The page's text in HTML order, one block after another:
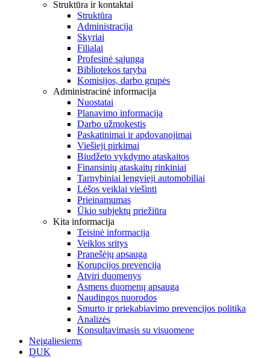
Struktūra ir kontaktai
Struktūra
Administracija
Skyriai
Filialai
Profesinė sąjunga
Bibliotekos taryba
Komisijos, darbo grupės
Administracinė informacija
Nuostatai
Planavimo informacija
Darbo užmokestis
Paskatinimai ir apdovanojimai
Viešieji pirkimai
Biudžeto vykdymo ataskaitos
Finansinių ataskaitų rinkiniai
Tarnybiniai lengvieji automobiliai
Lėšos veiklai viešinti
Prieinamumas
Ūkio subjektų priežiūra
Kita informacija
Teisinė informacija
Veiklos sritys
Pranešėjų apsauga
Korupcijos prevencija
Atviri duomenys
Asmens duomenų apsauga
Naudingos nuorodos
Smurto ir priekabiavimo prevencijos politika
Analizės
Konsultavimasis su visuomene
Neįgaliesiems
DUK